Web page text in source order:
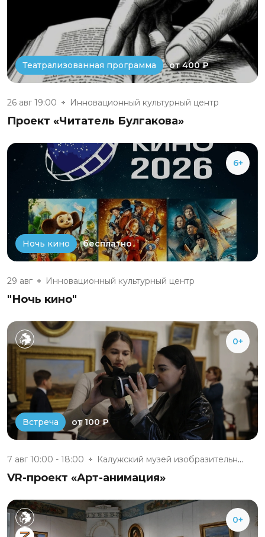
Театрализованная программа от 400 ₽
26 авг 19:00 Инновационный культурный центр
Проект «Читатель Булгакова»
6+
Ночь кино бесплатно
29 авг Инновационный культурный центр
"Ночь кино"
0+
Встреча от 100 ₽
7 авг 10:00 - 18:00 Калужский музей изобразительны...
VR-проект «Арт-анимация»
0+